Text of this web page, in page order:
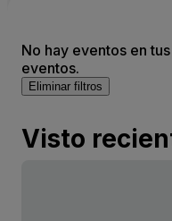
No hay eventos en
eventos.
Eliminar filtros
Visto